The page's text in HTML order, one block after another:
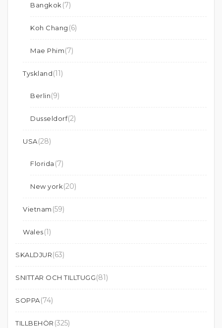
Bangkok (7)
Koh Chang (6)
Mae Phim(7)
Tyskland(11)
Berlin(9)
Dusseldorf(2)
USA(28)
Florida (7)
New york(20)
Vietnam (59)
Wales(1)
SKALDJUR(63)
SNITTAR OCH TILLTUGG(81)
SOPPA(74)
TILLBEHÖR (325)